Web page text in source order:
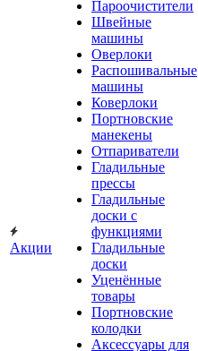
Акции
Пароочистители
Швейные
машины
Оверлоки
Распошивальные
машины
Коверлоки
Портновские
манекены
Отпариватели
Гладильные
прессы
Гладильные
доски с
функциями
Гладильные
доски
Уценённые
товары
Портновские
колодки
Аксессуары для